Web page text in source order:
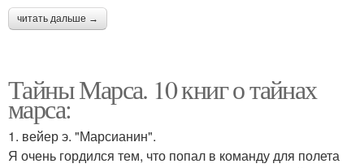
читать дальше →
Тайны Марса. 10 книг о тайнах
марса:
1. вейер э. "Марсианин".
Я очень гордился тем, что попал в команду для полета